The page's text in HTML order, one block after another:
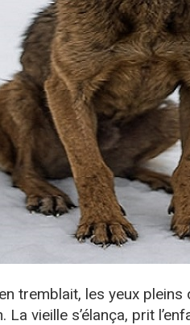
tremblait, les yeux
vieille s’élança, prit